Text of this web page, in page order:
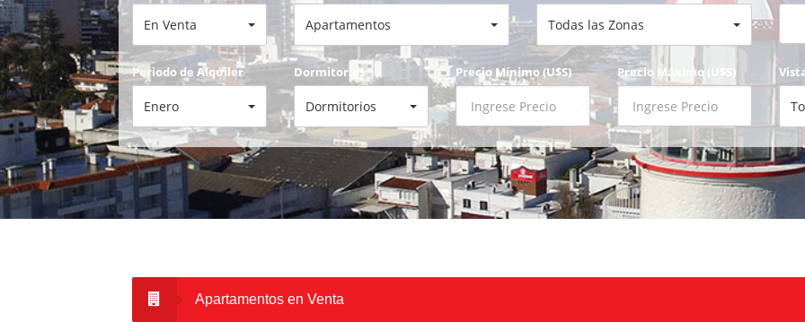
En Venta Apartamentos Todas las Zonas
Periodo de Alquiler
Enero
Dormitorios
Dormitorios
Precio Mínimo (U$S) Precio Máximo (U$S)
Apartamentos en Venta